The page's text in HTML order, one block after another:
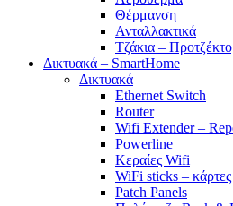
Θέρμανση
Ανταλλακτικά
Τζάκια –
Δικτυακά – SmartHome
Δικτυακά
Ethernet Switch
Router
Wifi Extender –
Powerline
Κεραίες Wifi
WiFi sticks – κάρτες
Patch Panels